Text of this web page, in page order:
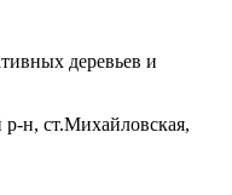
деревьев и
н, ст.Михайловская,